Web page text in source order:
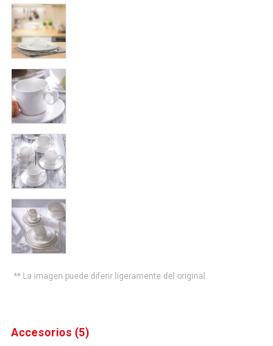
** La imagen puede diferir ligeramente del original.
Accesorios (5)